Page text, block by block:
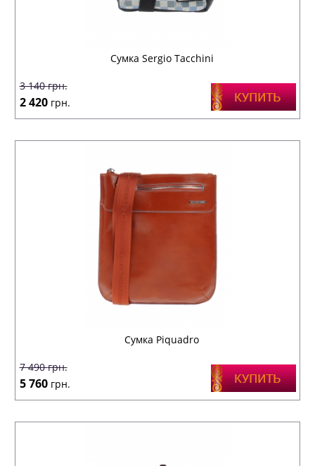
Сумка Sergio Tacchini
3 140грн.
2 420 грн.
Сумка Piquadro
7 490грн.
5 760 грн.